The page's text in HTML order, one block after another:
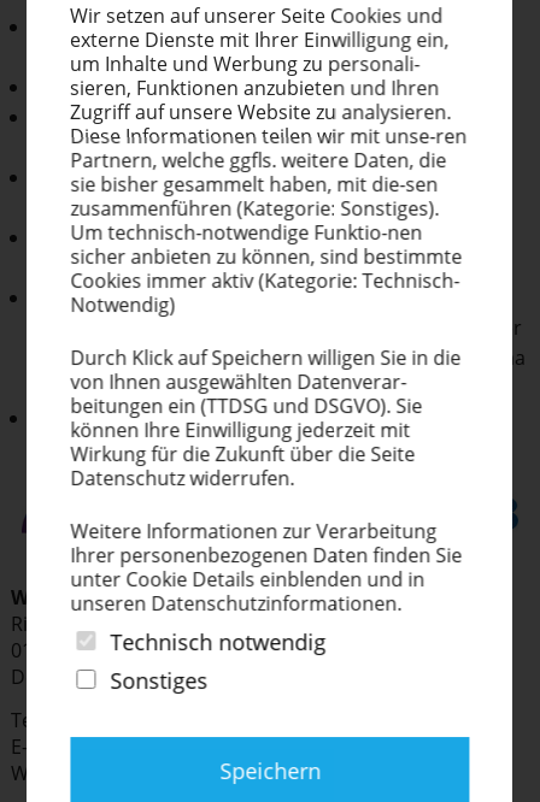
mobiles Spektralfotometer, mit dem wir direkt bei
Ihnen vor Ort Farben einmessen können.
Werbetechnik- und Digitaldruckmaterial
selbstklebende Folien und alle Medien für den
Digitaldruck
Großformatdrucker, Schneideplotter, Laminatoren
uvm. für Werbetechnik & Digitaldruck
ausführliche Beratung und Schulungen bei Ihnen vor
Ort oder in unseren Räumen
Reparatur- und Wartungservice durch langjährig
erfahrene, geschulte und zertifizierte Servicetechniker
an allen Standorten für Roland, Canon, Epson, Summa
und weitere Geräte
regelmäßige Seminarangebote in allen
Sortimentsbereichen
WTB WERBE­TECH­NIK­BEDARF GMBH & CO. KG
Richard-Riemer­schmid-Str. 7
01109 Dresden
Deutschland
Telefon:
E-Mail:
Web:
www.​farben-​frikell.​de
Wir setzen auf unserer Seite Cookies und
externe Dienste mit Ihrer Einwil­ligung ein,
um Inhalte und Werbung zu perso­na­li­
sieren, Funktionen anzubieten und Ihren
Zugriff auf unsere Website zu analysieren.
Diese Infor­ma­tionen teilen wir mit unse-ren
Partnern, welche ggfls. weitere Daten, die
sie bisher gesammelt haben, mit die-sen
zusam­men­führen (Kategorie: Sonstiges).
Um technisch-notwendige Funktio-nen
sicher anbieten zu können, sind bestimmte
Cookies immer aktiv (Kategorie: Technisch-
Notwendig)
Durch Klick auf Speichern willigen Sie in die
von Ihnen ausge­wählten Datenverar-
beitungen ein (TTDSG und DSGVO). Sie
können Ihre Einwil­ligung jederzeit mit
Wirkung für die Zukunft über die Seite
Datenschutz widerrufen.
Weitere Infor­ma­tionen zur Verar­beitung
Ihrer perso­nen­be­zo­genen Daten finden Sie
unter Cookie Details einblenden und in
unseren Daten­schutz­in­for­ma­tionen.
Technisch notwendig
Sonstiges
Speichern